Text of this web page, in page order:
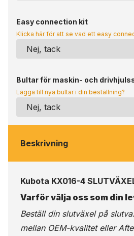
Easy connection kit
Klicka här för att se vad ett easy
Bultar för maskin- och
Lägga till nya bultar i din beställning?
Beskrivning
Kubota KX016-4
Varför välja oss som din
Beställ din slutväxel på
mellan OEM-kvalitet eller